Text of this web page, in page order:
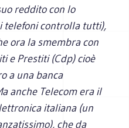
reddito con lo
telefoni controlla tutti),
ora la smembra con
e Prestiti (Cdp) cioè
a una banca
anche Telecom era il
italiana (un
che da